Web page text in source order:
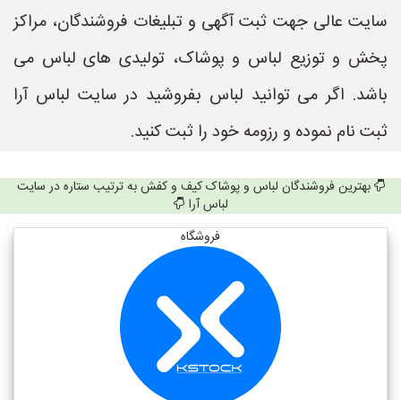
سایت عالی جهت ثبت آگهی و تبلیغات فروشندگان، مراکز
پخش و توزیع لباس و پوشاک، تولیدی های لباس می
باشد. اگر می توانید لباس بفروشید در سایت لباس آرا
ثبت نام نموده و رزومه خود را ثبت کنید.
بهترین فروشندگان لباس و پوشاک کیف و کفش به ترتیب ستاره در سایت
لباس آرا
فروشگاه